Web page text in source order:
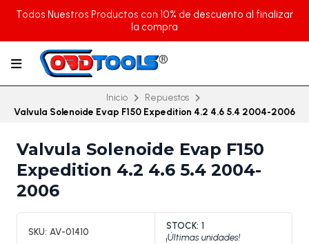
Todos Nuestros Productos con 10% de descuento al finalizar
la compra
Inicio
Repuestos
Valvula Solenoide Evap F150 Expedition 4.2 4.6 5.4 2004-2006
Valvula Solenoide Evap F150
Expedition 4.2 4.6 5.4 2004-
2006
SKU: AV-01410
STOCK: 1
¡Últimas unidades!